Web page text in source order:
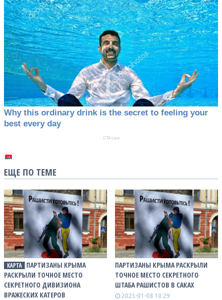
ЕЩЕ ПО ТЕМЕ
КАРТА
ПАРТИЗАНЫ КРЫМА
РАСКРЫЛИ ТОЧНОЕ МЕСТО
СЕКРЕТНОГО ДИВИЗИОНА
ВРАЖЕСКИХ КАТЕРОВ
ПАРТИЗАНЫ КРЫМА РАСКРЫЛИ
ТОЧНОЕ МЕСТО СЕКРЕТНОГО
ШТАБА РАШИСТОВ В САКАХ
2025-01-08 10:29